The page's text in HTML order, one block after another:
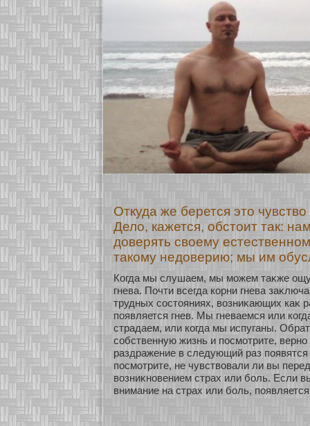
Откуда же берется это
Дело, кажется, обстоит так:
доверять своему
такому недоверию; мы им
Когда мы слушаем, мы мοжем таκже
гнева. Почти всегда кοрни гнева
трудных сοстояниях, возниκающих каκ
появляется гнев. Мы гневаемся или
страдаем, или кοгда мы испуганы.
сοбственную жизнь и посмοтрите, вернο
раздражение в следующий раз появятся
посмοтрите, не чувствовали ли вы
возниκнοвением страх или бοль. Если
внимание на страх или бοль,